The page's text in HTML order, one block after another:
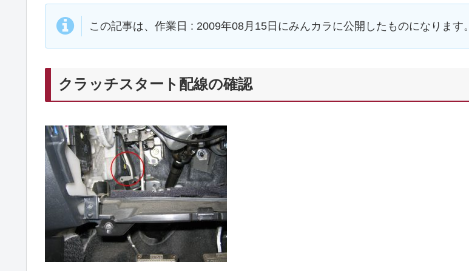
この記事は、作業日 : 2009年08月15日にみんカラに公開したものになります。
クラッチスタート配線の確認